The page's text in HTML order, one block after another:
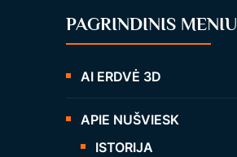
PAGRINDINIS MENIU
AI ERDVĖ 3D
APIE NUŠVIESK
ISTORIJA